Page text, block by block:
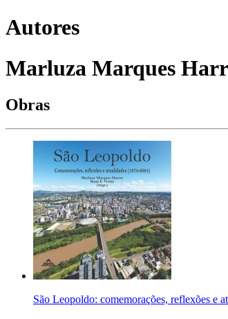
Autores
Marluza Marques
Obras
São Leopoldo: comemorações, reflexões e